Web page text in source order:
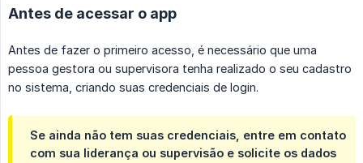
Antes de acessar o app
Antes de fazer o primeiro acesso, é necessário que uma
pessoa gestora ou supervisora tenha realizado o seu cadastro
no sistema, criando suas credenciais de login.
Se ainda não tem suas credenciais, entre em contato
com sua liderança ou supervisão e solicite os dados